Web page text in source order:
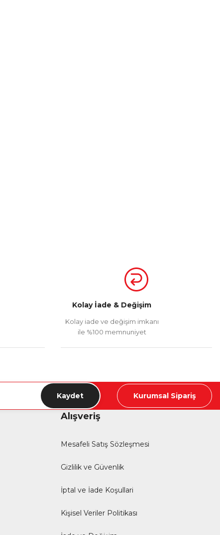
Kolay İade & Değişim
Kolay iade ve değişim imkanı
ile %100 memnuniyet
Kaydet Kurumsal Sipariş
Alışveriş
Mesafeli Satış Sözleşmesi
Gizlilik ve Güvenlik
İptal ve İade Koşullari
Kişisel Veriler Politikası